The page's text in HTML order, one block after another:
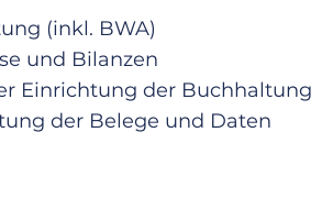
(inkl. BWA)
und Bilanzen
Einrichtung der Buchhaltung
der Belege und Daten